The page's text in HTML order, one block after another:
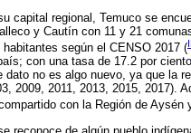
capital regional, Temuco se
y Cautín con 11 y 21
según el CENSO 2017 (
con una tasa de 17.2 por
no es algo nuevo, ya que la
2009, 2011, 2013, 2015, 2017).
con la Región de Aysén